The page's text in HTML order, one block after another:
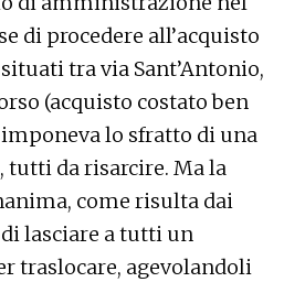
di procedere all’acquisto
tra via Sant’Antonio,
(acquisto costato ben
imponeva lo sfratto di una
tutti da risarcire. Ma la
come risulta dai
lasciare a tutti un
traslocare, agevolandoli